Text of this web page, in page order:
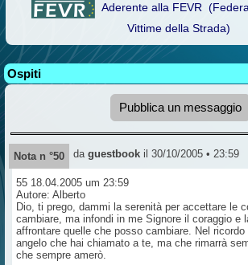
Aderente alla FEVR
Vittime della Strada)
Ospiti
Pubblica un messaggio
Nota n °50 da guestbookil 30/10/2005 • 23:59
55 18.04.2005 um 23:59
Autore: Alberto
Dio, ti prego, dammi la serenità per accettare le
cambiare, ma infondi in me Signore il coraggio e
affrontare quelle che posso cambiare. Nel
angelo che hai chiamato a te, ma che rimarrà
che sempre amerò.